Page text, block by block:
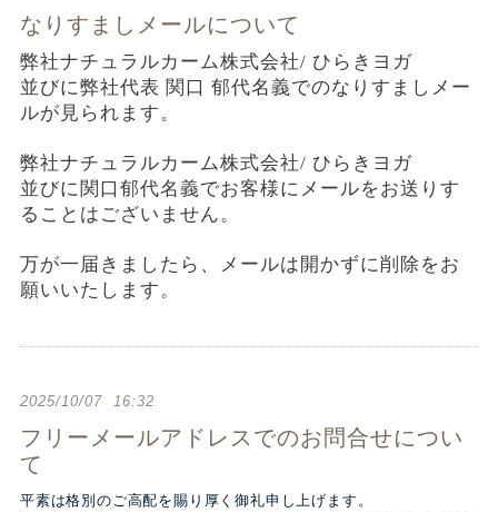
なりすましメールについて
弊社ナチュラルカーム株式会社/ ひらきヨガ
並びに弊社代表 関口 郁代名義でのなりすましメー
ルが見られます。
弊社ナチュラルカーム株式会社/ ひらきヨガ
並びに関口郁代名義でお客様にメールをお送りす
ることはございません。
万が一届きましたら、メールは開かずに削除をお
願いいたします。
2025/10/07 16:32
フリーメールアドレスでのお問合せについ
て
平素は格別のご高配を賜り厚く御礼申し上げます。